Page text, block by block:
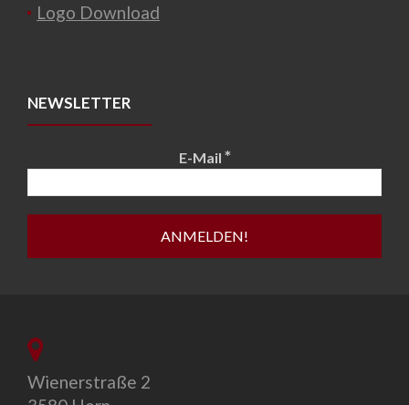
Logo Download
NEWSLETTER
E-Mail *
Wienerstraße 2